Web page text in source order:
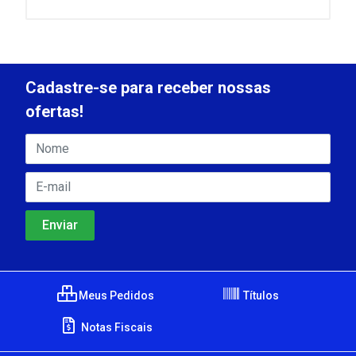
Cadastre-se para receber nossas
ofertas!
Meus Pedidos Títulos
Notas Fiscais